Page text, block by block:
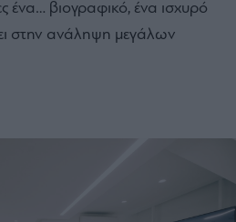
ένα… βιογραφικό, ένα ισχυρό
στην ανάληψη μεγάλων